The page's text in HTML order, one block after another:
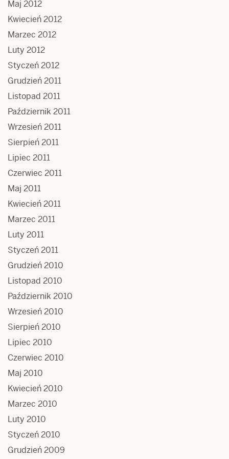
Maj 2012
Kwiecień 2012
Marzec 2012
Luty 2012
Styczeń 2012
Grudzień 2011
Listopad 2011
Październik 2011
Wrzesień 2011
Sierpień 2011
Lipiec 2011
Czerwiec 2011
Maj 2011
Kwiecień 2011
Marzec 2011
Luty 2011
Styczeń 2011
Grudzień 2010
Listopad 2010
Październik 2010
Wrzesień 2010
Sierpień 2010
Lipiec 2010
Czerwiec 2010
Maj 2010
Kwiecień 2010
Marzec 2010
Luty 2010
Styczeń 2010
Grudzień 2009